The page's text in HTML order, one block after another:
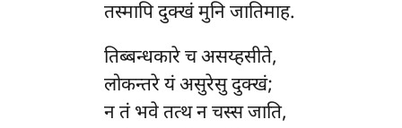
तस्मापि दुक्खं मुनि जातिमाह.
तिब्बन्धकारेच असय्हसीते,
लोकन्तरे यं असुरेसु दुक्खं;
न तं भवे तत्थ न चस्स जाति,